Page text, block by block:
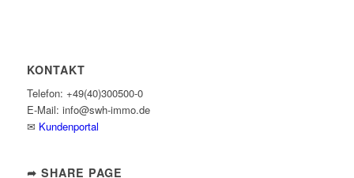
KONTAKT
Telefon: +49(40)300500-0
E-Mail: info@swh-immo.de
✉ Kundenportal
➦ SHARE PAGE